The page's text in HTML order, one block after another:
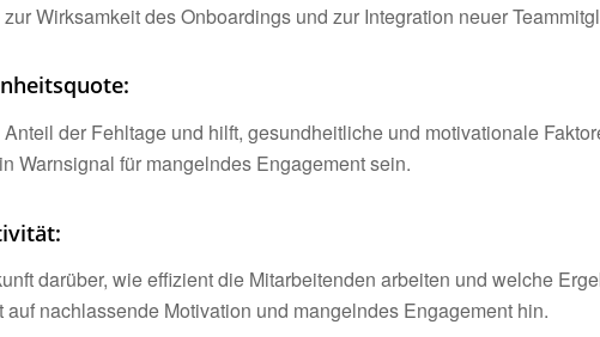
Wirksamkeit des Onboardings und zur Integration neuer
der Fehltage und hilft, gesundheitliche und motivationale
Warnsignal für mangelndes Engagement sein.
darüber, wie effizient die Mitarbeitenden arbeiten und welche
auf nachlassende Motivation und mangelndes Engagement hin.